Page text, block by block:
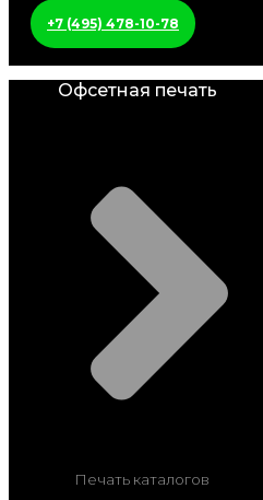
+7 (495) 478-10-78
Офсетная печать
Печать каталогов